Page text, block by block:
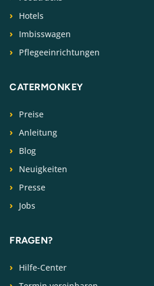
Hotels
Imbisswagen
Pflegeeinrichtungen
CATERMONKEY
Preise
Anleitung
Blog
Neuigkeiten
Presse
Jobs
FRAGEN?
Hilfe-Center